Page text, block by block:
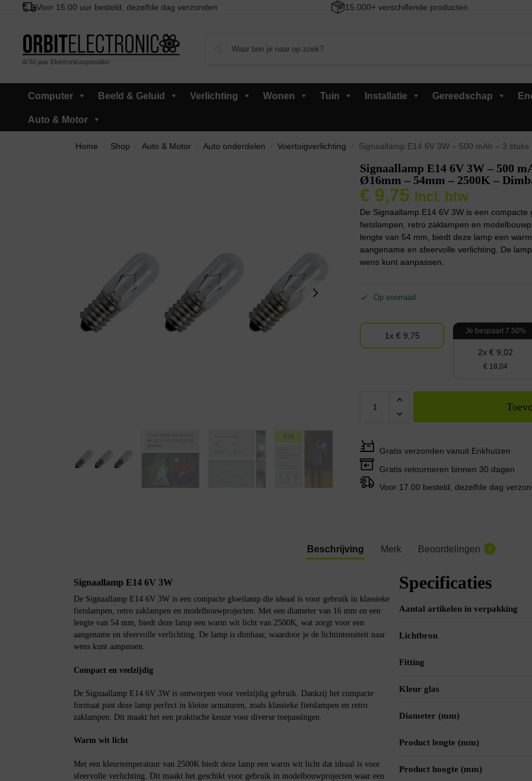
Voor 15:00 uur besteld, dezelfde dag verzonden 15.000+ verschillende producten
Al 50 jaar Elektronicaspecialist
Computer Beeld & Geluid Verlichting Wonen Tuin Installatie Gereedschap
Auto & Motor
Home Shop Auto & Motor Auto onderdelen Voertuigverlichting Signaallamp E14 6V 3W – 500 mAh – 3 stuks –
Signaallamp E14 6V 3W – 500
Ø16mm – 54mm – 2500K –
€ 9,75 Incl. btw
De Signaallamp E14 6V 3W is een
fietslampen, retro zaklampen en
lengte van 54 mm, biedt deze lamp een
aangename en sfeervolle verlichting. De
wens kunt aanpassen.
Op voorraad
1x € 9,75 Je bespaart 7.50%
2x € 9,02
€ 18,04
Gratis verzonden vanuit Enkhuizen
Gratis retourneren binnen 30 dagen
Voor 17.00 besteld, dezelfde dag
Beschrijving Merk Beoordelingen 0
Signaallamp E14 6V 3W
De Signaallamp E14 6V 3W is een compacte gloeilamp die ideaal is voor gebruik in klassieke
fietslampen, retro zaklampen en modelbouwprojecten. Met een diameter van 16 mm en een
lengte van 54 mm, biedt deze lamp een warm wit licht van 2500K, wat zorgt voor een
aangename en sfeervolle verlichting. De lamp is dimbaar, waardoor je de lichtintensiteit naar
wens kunt aanpassen.
Compact en veelzijdig
De Signaallamp E14 6V 3W is ontworpen voor veelzijdig gebruik. Dankzij het compacte
formaat past deze lamp perfect in kleine armaturen, zoals klassieke fietslampen en retro
zaklampen. Dit maakt het een praktische keuze voor diverse toepassingen.
Warm wit licht
Met een kleurtemperatuur van 2500K biedt deze lamp een warm wit licht dat ideaal is voor
sfeervolle verlichting. Dit maakt het geschikt voor gebruik in modelbouwprojecten waar een
Specificaties
Aantal artikelen in verpakking
Lichtbron
Fitting
Kleur glas
Diameter (mm)
Product lengte (mm)
Product hoogte (mm)